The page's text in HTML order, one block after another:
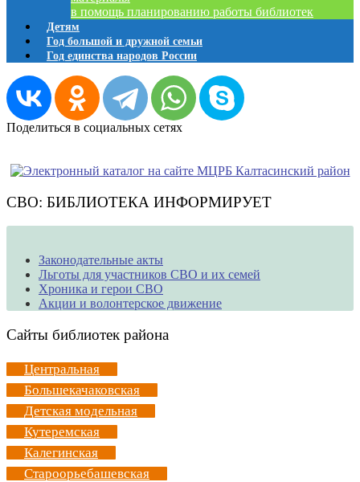
в помощь планированию работы библиотек
Детям
Год большой и дружной семьи
Год единства народов России
Поделиться в социальных сетях
СВО: БИБЛИОТЕКА ИНФОРМИРУЕТ
Законодательные акты
Льготы для участников СВО и их семей
Хроника и герои СВО
Акции и волонтерское движение
Сайты библиотек района
Центральная
Большекачаковская
Детская модельная
Кутеремская
Калегинская
Староорьебашевская